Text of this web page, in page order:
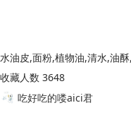
水油皮,面粉,植物油,清水,油
收藏人数 3648
吃好吃的喽aici君